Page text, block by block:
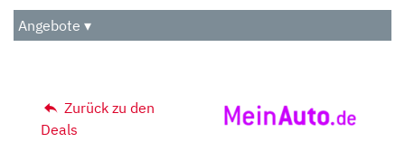
Audio
Das Beste
Angebote ▾
Zurück zu den
Deals